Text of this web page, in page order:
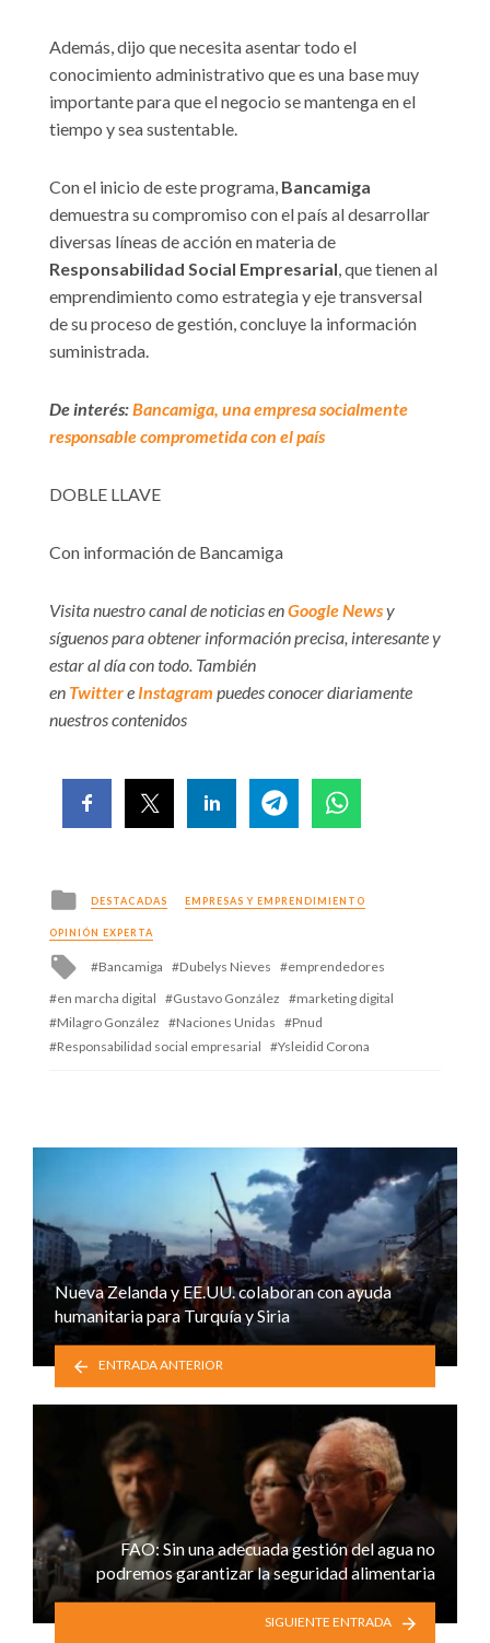
Además, dijo que necesita asentar todo el
conocimiento administrativo que es una base muy
importante para que el negocio se mantenga en el
tiempo y sea sustentable.
Con el inicio de este programa, Bancamiga
demuestra su compromiso con el país al desarrollar
diversas líneas de acción en materia de
Responsabilidad Social Empresarial , que tienen al
emprendimiento como estrategia y eje transversal
de su proceso de gestión, concluye la información
suministrada.
De interés:Bancamiga, una empresa socialmente
responsable comprometida con el país
DOBLE LLAVE
Con información de Bancamiga
Visita nuestro canal de noticias enGoogle Newsy
síguenos para obtener información precisa, interesante y
estar al día con todo. También
en Twittere Instagram puedes conocer diariamente
nuestros contenidos
Posted
in
DESTACADAS EMPRESAS Y EMPRENDIMIENTO
OPINIÓN EXPERTA
Tagged
with
Bancamiga Dubelys Nieves
emprendedores
en marcha digital
Gustavo González
marketing digital
Milagro González
Naciones Unidas
Pnud
Responsabilidad social empresarial
Ysleidid Corona
Nueva Zelanda y EE.UU. colaboran con ayuda
humanitaria para Turquía y Siria
ENTRADA ANTERIOR
FAO: Sin una adecuada gestión del agua no
podremos garantizar la seguridad alimentaria
SIGUIENTE ENTRADA